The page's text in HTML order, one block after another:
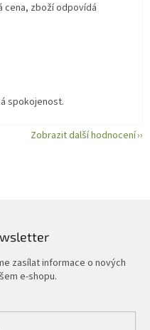
cena, zboží odpovídá
5 z 5 hvězdiček.
spokojenost.
Zobrazit další hodnocení
zasílat informace o nových
e-shopu.